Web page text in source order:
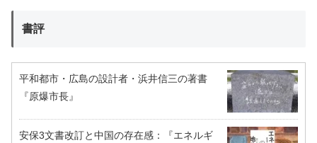
書評
平和都市・広島の設計者・浜井信三の著書
『原爆市長』
安保3文書改訂と中国の存在感：『エネルギ